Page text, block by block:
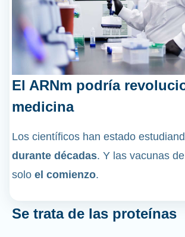
El ARNm podría
medicina
Los científicos han estado
durante décadas. Y las vacunas
solo el comienzo.
Se trata de las proteínas